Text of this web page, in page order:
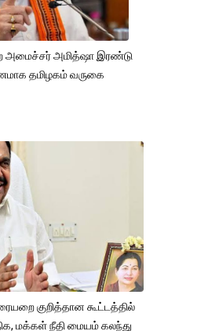
அமைச்சர் அமித்ஷா இரண்டு
தமிழகம் வருகை
குறித்தான கூட்டத்தில்
மக்கள் நீதி மையம் கலந்து